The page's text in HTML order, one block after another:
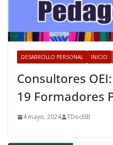
DESARROLLO PERSONAL INICIO
Consultores
19 Formadores
4 mayo, 2024 TDocEIB